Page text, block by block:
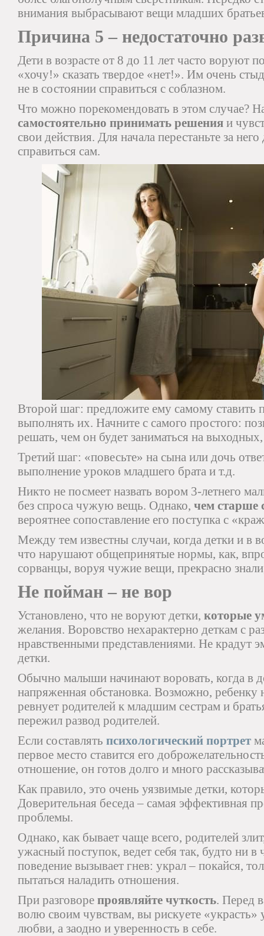
внимания выбрасывают вещи младших
Причина 5 – недостаточно
Дети в возрасте от 8 до 11 лет часто воруют
«хочу!» сказать твердое «нет!». Им очень
не в состоянии справиться с соблазном.
Что можно порекомендовать в этом случае?
самостоятельно принимать решения и
свои действия. Для начала перестаньте за
справиться сам.
Второй шаг: предложите ему самому ставить
выполнять их. Начните с самого простого:
решать, чем он будет заниматься на
Третий шаг: «повесьте» на сына или дочь
выполнение уроков младшего брата и т.д.
Никто не посмеет назвать вором 3-летнего
без спроса чужую вещь. Однако, чем старше
вероятнее сопоставление его поступка с
Между тем известны случаи, когда детки и в
что нарушают общепринятые нормы, как,
сорванцы, воруя чужие вещи, прекрасно
Не пойман – не вор
Установлено, что не воруют детки, которые
желания. Воровство нехарактерно деткам с
нравственными представлениями. Не крадут
детки.
Обычно малыши начинают воровать, когда в
напряженная обстановка. Возможно, ребенку
ревнует родителей к младшим сестрам и
пережил развод родителей.
Если составлять психологический портрет
первое место ставится его
отношение, он готов долго и много
Как правило, это очень уязвимые детки,
Доверительная беседа – самая эффективная
проблемы.
Однако, как бывает чаще всего, родителей
ужасный поступок, ведет себя так, будто ни в
поведение вызывает гнев: украл – покайся,
пытаться наладить отношения.
При разговоре проявляйте чуткость. Перед
волю своим чувствам, вы рискуете «украсть»
любви, а заодно и уверенность в себе.